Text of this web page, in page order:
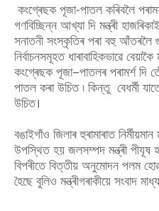
কংগ্ৰেছক পূজা-পাতল কৰিবলৈ
গণবিচ্ছিন্ন আখ্যা দি মন্ত্ৰী
সনাতনী সংস্কৃতিৰ পৰা বহু আঁতৰলৈ
নিৰ্বাচনসমূহত ধাৰাবাহিকভাৱে
কংগ্ৰেছক পূজা–পাতলৰ পৰামৰ্শ দি
পাতল কৰা উচিত ৷ কিন্তু বেধৰ্মী
উচিত।
বঙাইগাঁও জিলাৰ হুৰামাৰাত
উপস্থিত হয় জলসম্পদ মন্ত্ৰী পীযূষ
বিপৰীতে বিত্তীয় অনুমোদন পলম
হৈছে বুলিও মন্ত্ৰীগৰাকীয়ে সংবাদ